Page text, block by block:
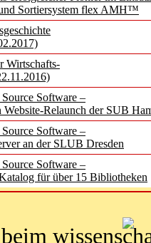
Sortiersystem flex AMH™
Wirtschafts-
Software –
Relaunch der SUB
Software –
an der SLUB Dresden
Software –
für über 15 Bibliotheken
bis
in der
unterwegs
Media